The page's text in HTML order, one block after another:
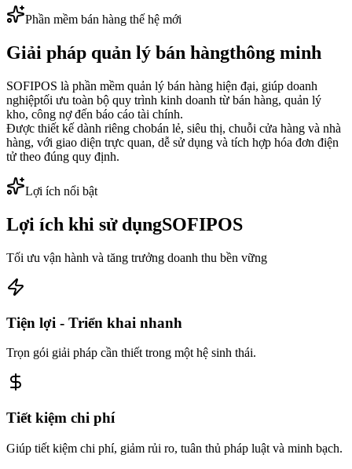
Phần mềm bán hàng thế hệ mới
Giải pháp quản lý bán hàngthông minh
SOFIPOS là phần mềm quản lý bán hàng hiện đại, giúp doanh
nghiệptối ưu toàn bộ quy trình kinh doanh từ bán hàng, quản lý
kho, công nợ đến báo cáo tài chính.
Được thiết kế dành riêng chobán lẻ, siêu thị, chuỗi cửa hàng và nhà
hàng, với giao diện trực quan, dễ sử dụng và tích hợp hóa đơn điện
tử theo đúng quy định.
Lợi ích nổi bật
Lợi ích khi sử dụngSOFIPOS
Tối ưu vận hành và tăng trưởng doanh thu bền vững
Tiện lợi - Triển khai nhanh
Trọn gói giải pháp cần thiết trong một hệ sinh thái.
Tiết kiệm chi phí
Giúp tiết kiệm chi phí, giảm rủi ro, tuân thủ pháp luật và minh bạch.